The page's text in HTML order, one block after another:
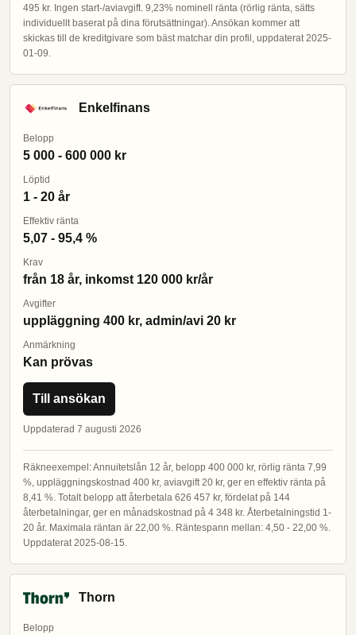
495 kr. Ingen start-/aviavgift. 9,23% nominell ränta (rörlig ränta, sätts
individuellt baserat på dina förutsättningar). Ansökan kommer att
skickas till de kreditgivare som bäst matchar din profil, uppdaterat 2025-
01-09.
Enkelfinans
Belopp
5 000 - 600 000 kr
Löptid
1 - 20 år
Effektiv ränta
5,07 - 95,4 %
Krav
från 18 år, inkomst 120 000 kr/år
Avgifter
uppläggning 400 kr, admin/avi 20 kr
Anmärkning
Kan prövas
Till ansökan
Uppdaterad 7 augusti 2026
Räkneexempel: Annuitetslån 12 år, belopp 400 000 kr, rörlig ränta 7,99
%, uppläggningskostnad 400 kr, aviavgift 20 kr, ger en effektiv ränta på
8,41 %. Totalt belopp att återbetala 626 457 kr, fördelat på 144
återbetalningar, ger en månadskostnad på 4 348 kr. Återbetalningstid 1-
20 år. Maximala räntan är 22,00 %. Räntespann mellan: 4,50 - 22,00 %.
Uppdaterat 2025-08-15.
Thorn
Belopp